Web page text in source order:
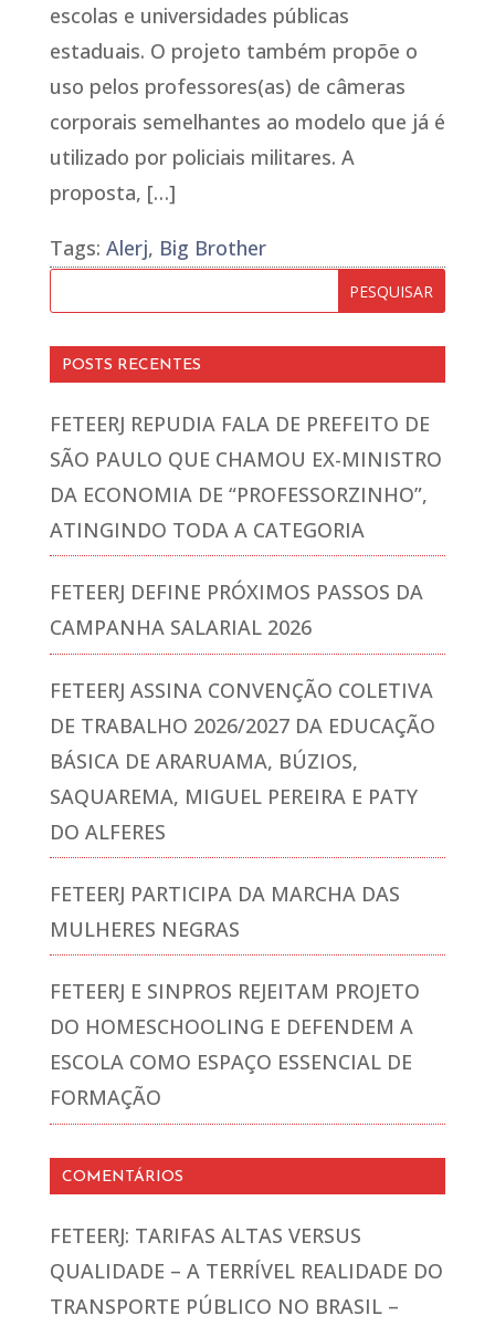
escolas e universidades públicas
estaduais. O projeto também propõe o
uso pelos professores(as) de câmeras
corporais semelhantes ao modelo que já é
utilizado por policiais militares. A
proposta, […]
Tags: Alerj, Big Brother
POSTS RECENTES
FETEERJ REPUDIA FALA DE PREFEITO DE
SÃO PAULO QUE CHAMOU EX-MINISTRO
DA ECONOMIA DE “PROFESSORZINHO”,
ATINGINDO TODA A CATEGORIA
FETEERJ DEFINE PRÓXIMOS PASSOS DA
CAMPANHA SALARIAL 2026
FETEERJ ASSINA CONVENÇÃO COLETIVA
DE TRABALHO 2026/2027 DA EDUCAÇÃO
BÁSICA DE ARARUAMA, BÚZIOS,
SAQUAREMA, MIGUEL PEREIRA E PATY
DO ALFERES
FETEERJ PARTICIPA DA MARCHA DAS
MULHERES NEGRAS
FETEERJ E SINPROS REJEITAM PROJETO
DO HOMESCHOOLING E DEFENDEM A
ESCOLA COMO ESPAÇO ESSENCIAL DE
FORMAÇÃO
COMENTÁRIOS
FETEERJ: TARIFAS ALTAS VERSUS
QUALIDADE – A TERRÍVEL REALIDADE DO
TRANSPORTE PÚBLICO NO BRASIL –